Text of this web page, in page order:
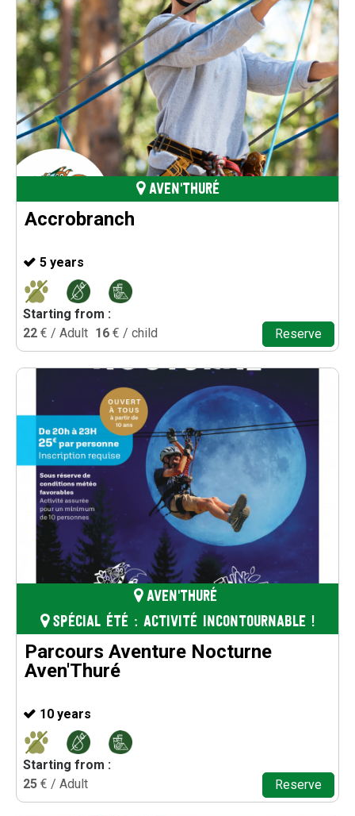
Accrobranch
AVEN'THURÉ
Starting from :
22 € / Adult 16 € / child
5 years
Reserve
Parcours Aventure Nocturne
Aven'Thuré
AVEN'THURÉ
SPÉCIAL ÉTÉ : ACTIVITÉ INCONTOURNABLE !
Starting from :
25 € / Adult
10 years
Reserve